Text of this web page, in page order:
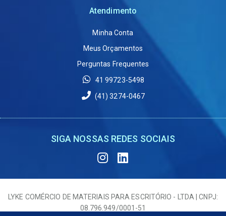
Atendimento
Minha Conta
Meus Orçamentos
Perguntas Frequentes
41 99723-5498
(41) 3274-0467
SIGA NOSSAS REDES SOCIAIS
LYKE COMÉRCIO DE MATERIAIS PARA ESCRITÓRIO - LTDA | CNPJ:
08.796.949/0001-51